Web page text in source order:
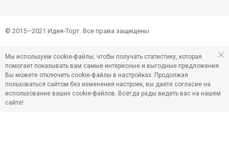
© 2015—2021 Идея-Торт. Все права защищены
Мы используем cookie-файлы, чтобы получать статистику, которая
помогает показывать вам самые интересные и выгодные предложения.
Вы можете отключить cookie-файлы в настройках. Продолжая
пользоваться сайтом без изменения настроек, вы даете согласие на
использование ваших cookie-файлов. Всегда рады видеть вас на нашем
сайте!